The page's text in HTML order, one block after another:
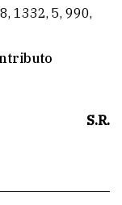
1332, 5, 990,
S.R.